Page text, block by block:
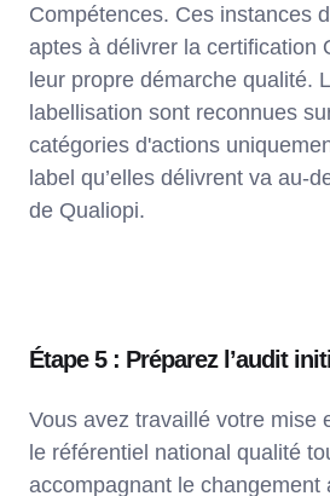
Compétences. Ces instances
aptes à délivrer la certification
leur propre démarche qualité.
labellisation sont reconnues
catégories d'actions
label qu’elles délivrent va au-
de Qualiopi.
Étape 5 : Préparez l’audit
Vous avez travaillé votre mise
le référentiel national qualité
accompagnant le changement